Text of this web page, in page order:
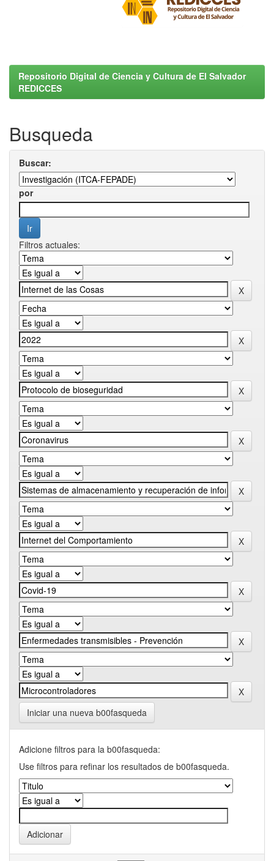
Repositorio Digital de Ciencia y Cultura de El Salvador
REDICCES
Busqueda
Buscar:
por
Filtros actuales:
Iniciar una nueva b00fasqueda
Adicione filtros para la b00fasqueda:
Use filtros para refinar los resultados de b00fasqueda.